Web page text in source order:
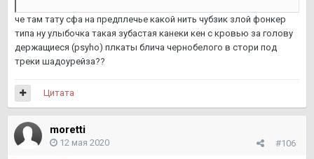
че там тату сфа на предплечье какой нить чубзик злой фонкер
типа ну улыбочка такая зубастая канеки кен с кровью за голову
держащиеся (psyho) плкаты блича чернобелого в стори под
треки шадоурейза??
Цитата
moretti
#106
12 мая 2020